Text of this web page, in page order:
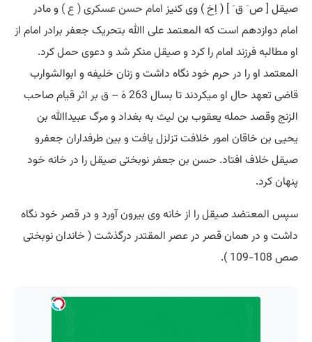
صیقل [ ص َ ق َ ] ( اِخ ) وی کنیز امام حسن عسکری ( ع ) و مادر
امام دوازدهم است که المعتمد علی اﷲ بتحریک جعفر برادر امام از
او مطالبه فرزند امام را کرد و صیقل منکر شد و دعوی حمل کرد.
المعتمد او را در حرم خود نگاه داشت و زنان خلیفه و ابوالشوارب
قاضی تعهد حال او میکردند تا بسال 263 هَ – ق بر اثر قیام صاحب
الزنج وقصد حمله یعقوب بن لیث به بغداد و مرگ عبیداﷲ بن
یحیی بن خاقان امور خلافت تزلزل یافت و بین طرفداران جعفرو
صیقل خلاف افتاد. حسن بن جعفر نوبختی صیقل را در خانه خود
پنهان کرد.
سپس المعتضد صیقل را از خانه وی بیرون آورد و در قصر خود نگاه
داشت و در همان قصر در عصر المقتدر درگذشت ( خاندان نوبختی
صص 108-109 ).